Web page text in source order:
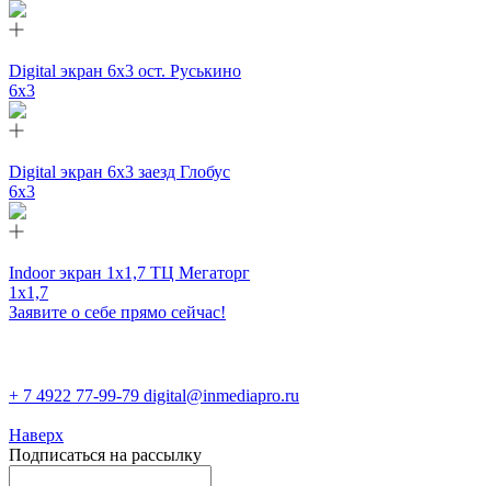
Digital экран 6х3 ост. Руськино
6х3
Digital экран 6х3 заезд Глобус
6х3
Indoor экран 1х1,7 ТЦ Мегаторг
1x1,7
Заявите о себе прямо сейчас!
+ 7 4922 77-99-79 digital@inmediapro.ru
Наверх
Подписаться на рассылку